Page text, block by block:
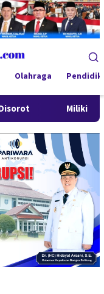
Olahraga
Miliki Sabu 50 Gram,